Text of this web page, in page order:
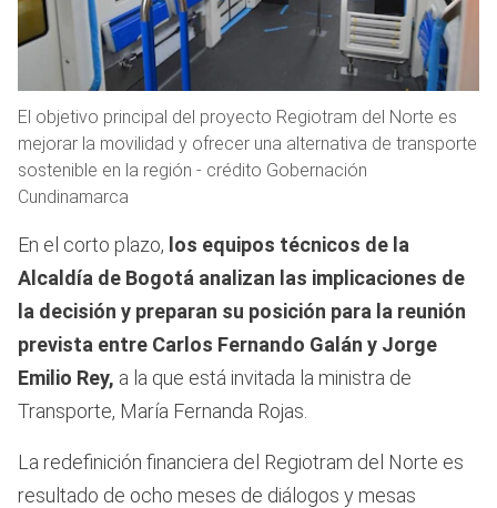
El objetivo principal del proyecto Regiotram del Norte es
mejorar la movilidad y ofrecer una alternativa de transporte
sostenible en la región - crédito Gobernación
Cundinamarca
En el corto plazo, los equipos técnicos de la
Alcaldía de Bogotá analizan las implicaciones de
la decisión y preparan su posición para la reunión
prevista entre Carlos Fernando Galán y Jorge
Emilio Rey, a la que está invitada la ministra de
Transporte, María Fernanda Rojas.
La redefinición financiera del Regiotram del Norte es
resultado de ocho meses de diálogos y mesas